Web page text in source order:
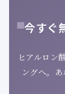
今すぐ
ヒアルロン
ングへ。